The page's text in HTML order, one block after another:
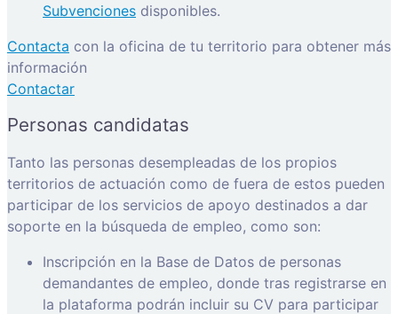
Subvenciones disponibles.
Contacta con la oficina de tu territorio para obtener más
información
Contactar
Personas candidatas
Tanto las personas desempleadas de los propios
territorios de actuación como de fuera de estos pueden
participar de los servicios de apoyo destinados a dar
soporte en la búsqueda de empleo, como son:
Inscripción en la Base de Datos de personas
demandantes de empleo, donde tras registrarse en
la plataforma podrán incluir su CV para participar